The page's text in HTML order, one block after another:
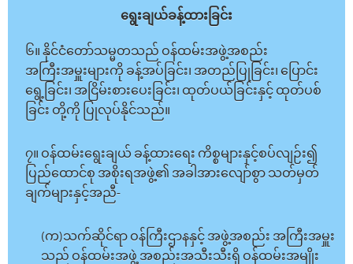
ရွေးချယ်ခန့်ထားခြင်း
၆။ နိုင်ငံတော်သမ္မတသည် ဝန်ထမ်းအဖွဲ့အစည်း
အကြီးအမှူးများကို ခန့်အပ်ခြင်း၊ အတည်ပြုခြင်း၊ ပြောင်း
ရွေ့ခြင်း၊ အငြိမ်းစားပေးခြင်း၊ ထုတ်ပယ်ခြင်းနှင့် ထုတ်ပစ်
ခြင်း တို့ကို ပြုလုပ်နိုင်သည်။
၇။ ဝန်ထမ်းရွေးချယ် ခန့်ထားရေး ကိစ္စများနှင့်စပ်လျဉ်း၍
ပြည်ထောင်စု အစိုးရအဖွဲ့၏ အခါအားလျော်စွာ သတ်မှတ်
ချက်များနှင့်အညီ-
(က)သက်ဆိုင်ရာ ဝန်ကြီးဌာနနှင့် အဖွဲ့အစည်း အကြီးအမှူး
သည် ဝန်ထမ်းအဖွဲ့ အစည်းအသီးသီးရှိ ဝန်ထမ်းအမျိုး